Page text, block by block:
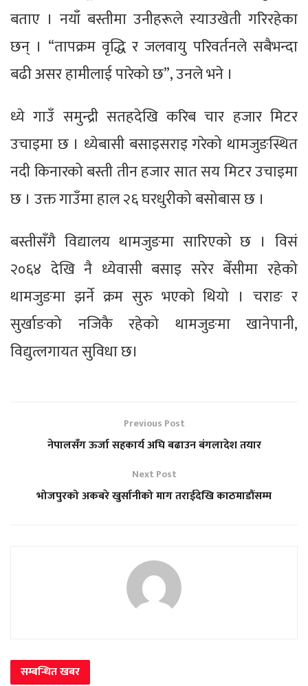
बताए । नयाँ बस्तीमा उनीहरूले स्याउखेती गरिरहेका
छन् । “तापक्रम वृद्धि र जलवायु परिवर्तनले सबैभन्दा
बढी असर हामीलाई पारेको छ”, उनले भने ।
ध्ये गाउँ समुन्द्री सतहदेखि करिब चार हजार मिटर
उचाइमा छ । ध्येबासी बसाइसराइ गरेको थामजुङस्थित
नदी किनारको बस्ती तीन हजार सात सय मिटर उचाइमा
छ । उक्त गाउँमा हाल २६ घरधुरीको बसोबास छ ।
बस्तीसँगै विद्यालय थामजुङमा सारिएको छ । विसं
२०६४ देखि नै ध्येवासी बसाइ सरेर बेँसीमा रहेको
थामजुङमा झर्ने क्रम सुरु भएको थियो । चराङ र
सुर्खाङको नजिकै रहेको थामजुङमा खानेपानी,
विद्युत्लगायत सुविधा छ।
Previous Post
नेपालसँग ऊर्जा सहकार्य अघि बढाउन बंगलादेश तयार
Next Post
भोजपुरको अकबरे खुर्सानीको माग तराईदेखि काठमाडौंसम्म
सम्बन्धितखबर